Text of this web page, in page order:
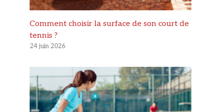
Comment choisir la surface de son court de
tennis ?
24 juin 2026